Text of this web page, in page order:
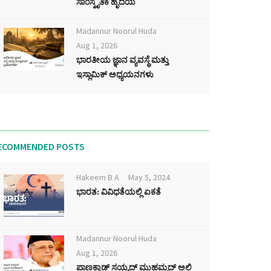
Madannur Noorul Huda
Aug 1, 2026
ಭಾರತೀಯ ಜ್ಞಾನ ವ್ಯವಸ್ಥೆ ಮತ್ತು
ಇಸ್ಲಾಮಿಕ್ ಅಧ್ಯಯನಗಳು
POSTS
Hakeem B A
May 5, 2024
ಭಾರತ: ವಿವಿಧತೆಯಲ್ಲಿ ಏಕತೆ
Madannur Noorul Huda
Aug 1, 2026
ಪಾಣಕ್ಕಾಡ್ ಸಯ್ಯದ್ ಮುಹಮ್ಮದ್ ಅಲಿ